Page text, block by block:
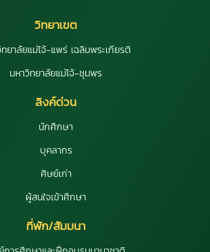
วิทยาเขต
ยาลัยแม่โจ้-แพร่ เฉลิมพระเกียรติ
มหาวิทยาลัยแม่โจ้-ชุมพร
ลิงค์ด่วน
นักศึกษา
บุคลากร
ศิษย์เก่า
ผู้สนใจเข้าศึกษา
ที่พัก/สัมมนา